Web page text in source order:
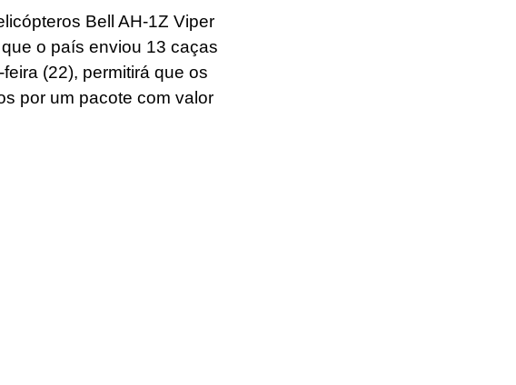
Bell AH-1Z Viper
o país enviou 13 caças
(22), permitirá que os
por um pacote com valor